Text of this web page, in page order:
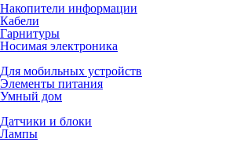
Накопители информации
Кабели
Гарнитуры
Носимая электроника
Для мобильных устройств
Элементы питания
Умный дом
Датчики и блоки
Лампы